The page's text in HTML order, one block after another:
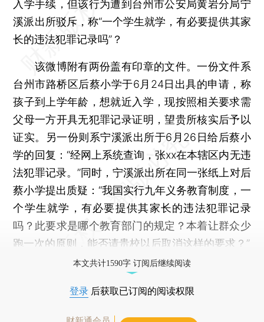
入学手续，但该行为遭到台州市公安局黄岩分局宁
溪派出所驳斥，称“一个学生就学，有必要提供其家
长的违法犯罪记录吗”？
该微博附有两份盖有印章的文件。一份文件系
台州市路桥区后蔡小学于6月24日出具的申请，称
孩子到上学年龄，想就近入学，现按照相关要求需
父母一方开具无犯罪记录证明，望贵所核实后予以
证实。另一份则系宁溪派出所于6月26日给后蔡小
学的回复：“经网上系统查询，张xx在本辖区内无违
法犯罪记录。”同时，宁溪派出所在同一张纸上对后
蔡小学提出质疑：“我国实行九年义务教育制度，一
个学生就学，有必要提供其家长的违法犯罪记录
吗？此要求是哪个教育部门的规定？本着让群众少
跑一次的原则，能否请贵校以后取消这样的要求？”
本文共计1590字 订阅后继续阅读
登录 后获取已订阅的阅读权限